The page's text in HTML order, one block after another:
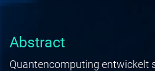
Abstract
Quantencomputing entwickelt